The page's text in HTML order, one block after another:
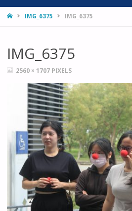
HOMEIMG_6375 IMG_6375
IMG_6375
FULL2560 × 1707 PIXELS